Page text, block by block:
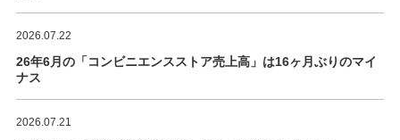
2026.07.22
26年6月の「コンビニエンスストア売上高」は16ヶ月ぶりのマイ
ナス
2026.07.21